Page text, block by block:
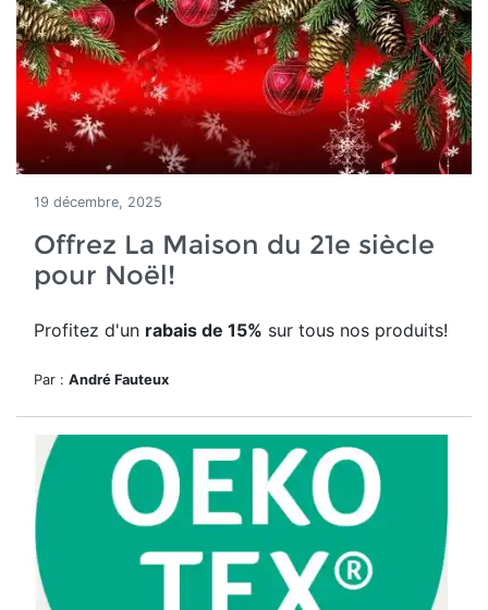
19 décembre, 2025
Offrez La Maison du 21e siècle
pour Noël!
Profitez d'un rabais de 15% sur tous nos produits!
Par : André Fauteux